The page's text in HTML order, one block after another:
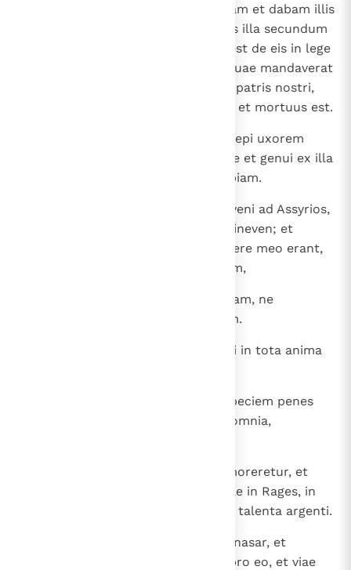
appositis ad filios Israel; inferebam et dabam illis
in tertio anno, et manducabamus illa secundum
praeceptum, quod praeceptum est de eis in lege
Moysis, et secundum mandata, quae mandaverat
Debora mater patris mei Ananiel patris nostri,
quia orphanum me reliquit pater et mortuus est.
Et, postquam vir factus sum, accepi uxorem
Annam ex semine patriae nostrae et genui ex illa
filium et vocavi nomen eius Thobiam.
Et, postquam in captivitatem deveni ad Assyrios,
cum captivus morarer, ibam in Nineven; et
omnes fratres mei et, qui de genere meo erant,
manducabant de panibus gentium,
ego autem custodivi animam meam, ne
manducarem de panibus gentium.
Et quoniam memor eram Dei mei in tota anima
dedit mihi Excelsus gratiam et speciem penes
Salmanasar, et comparabam illi omnia,
et ibam in Mediam, usque dum moreretur, et
commendavi Gabael fratri Gabriae in Rages, in
regione Mediae, saccellos decem talenta argenti.
Et postquam mortuus est Salmanasar, et
regnavit Sennacherib filius eius pro eo, et viae